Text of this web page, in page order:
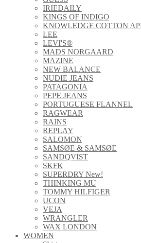
IRIEDAILY
KINGS OF INDIGO
KNOWLEDGE COTTON
LEE
LEVI'S®
MADS NORGAARD
MAZINE
NEW BALANCE
NUDIE JEANS
PATAGONIA
PEPE JEANS
PORTUGUESE FLANNEL
RAGWEAR
RAINS
REPLAY
SALOMON
SAMSØE & SAMSØE
SANDQVIST
SKFK
SUPERDRY New!
THINKING MU
TOMMY HILFIGER
UCON
VEJA
WRANGLER
WAX LONDON
WOMEN